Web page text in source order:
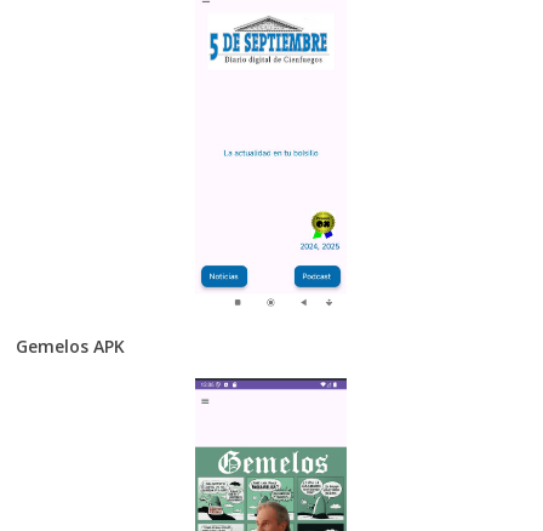
Gemelos APK